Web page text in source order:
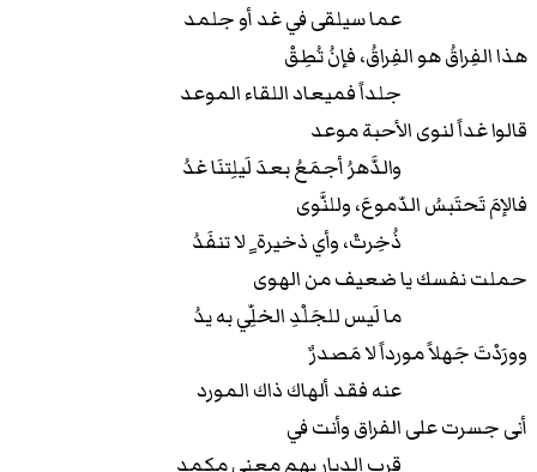
عما سيلقى في غد أو جلمد
هذا الفِراقُ هو الفِراقُ، فإنُ تُطِقْ
جلداً فميعاد اللقاء الموعد
قالوا غداً لنوى الأحبة موعد
والدَّهرُ أجمَعُ بعدَ لَيلِتنَا غدُ
فالإمَ تَحتَبسُ الدّموعَ، وللنَّوى
ذُخِرتْ، وأي ذخيرة ٍ لا تنفَدُ
حملت نفسك يا ضعيف من الهوى
ما لَيس للجَلْدِ الخلِّي به يدُ
وورَدْتَ جَهلاً مورداً لا مَصدرٌ
عنه فقد ألهاك ذاك المورد
أنى جسرت على الفراق وأنت في
قرب الديار بهم معنى مكمد